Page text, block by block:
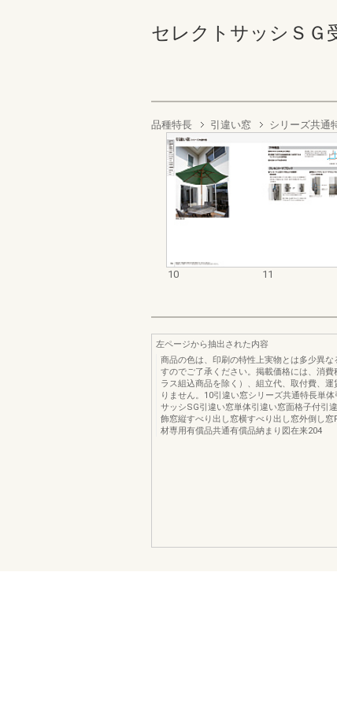
セレクトサッシＳＧ
品種特長 引違い窓 シリーズ共通
10 11
左ページから抽出された内容
商品の色は、印刷の特性上実物とは多少異な
すのでご了承ください。掲載価格には、消費
ラス組込商品を除く）、組立代、取付費、運
りません。10引違い窓シリーズ共通特長単体
サッシSG引違い窓単体引違い窓面格子付引
飾窓縦すべり出し窓横すべり出し窓外倒し窓
材専用有償品共通有償品納まり図在来204